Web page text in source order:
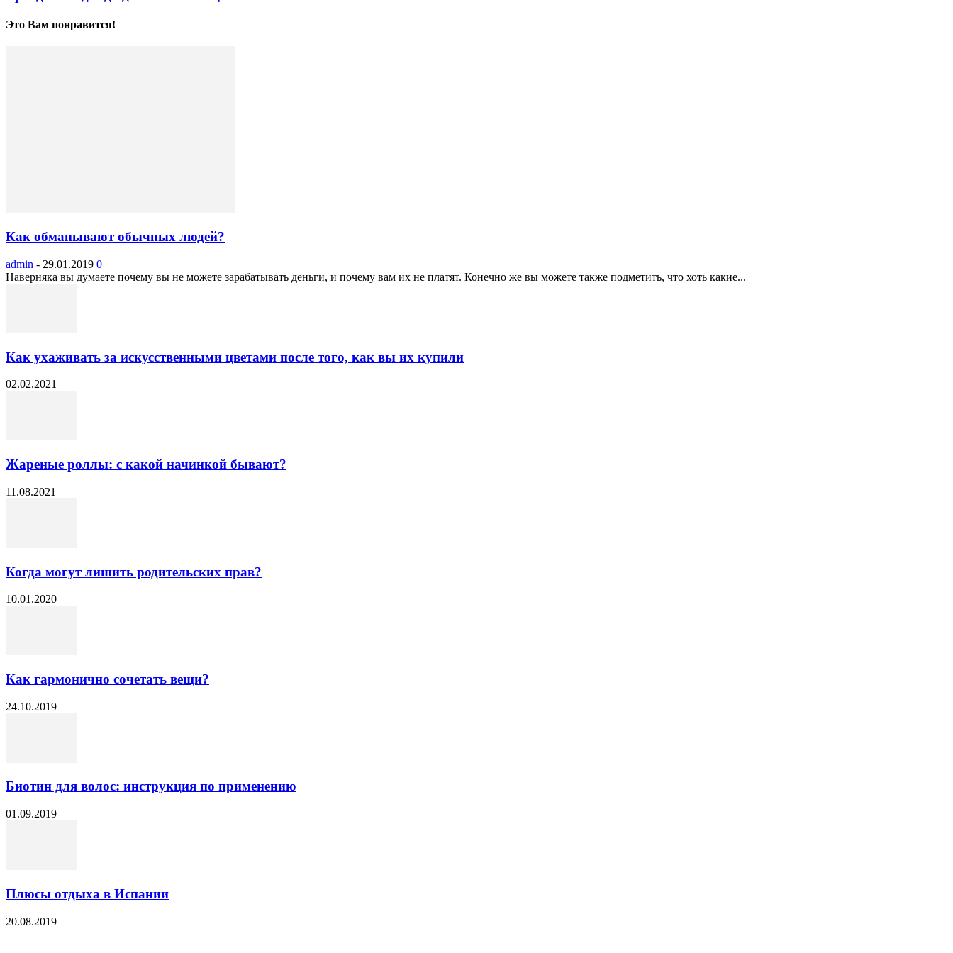
Это Вам понравится!
Как обманывают обычных людей?
admin - 29.01.2019 0
Наверняка вы думаете почему вы не можете зарабатывать деньги, и почему вам их не платят. Конечно же вы можете также подметить, что хоть какие...
Как ухаживать за искусственными цветами после того, как вы их купили
02.02.2021
Жареные роллы: с какой начинкой бывают?
11.08.2021
Когда могут лишить родительских прав?
10.01.2020
Как гармонично сочетать вещи?
24.10.2019
Биотин для волос: инструкция по применению
01.09.2019
Плюсы отдыха в Испании
20.08.2019